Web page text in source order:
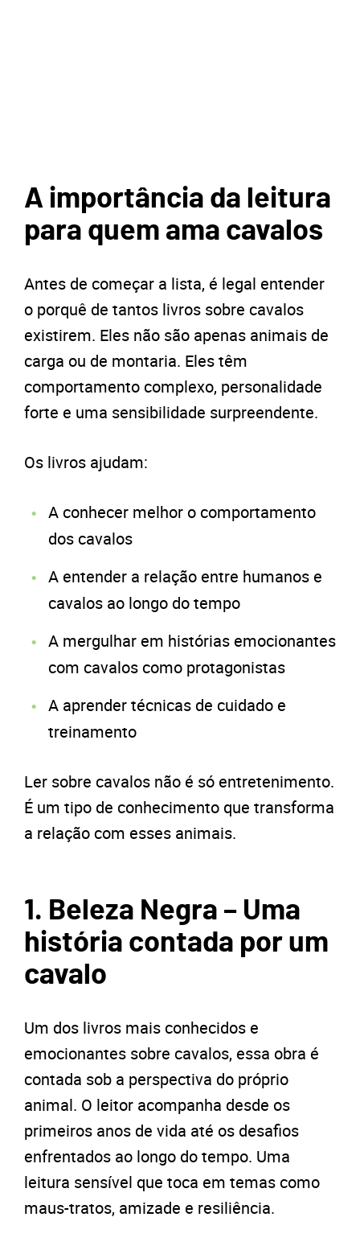
A importância da leitura
para quem ama cavalos
Antes de começar a lista, é legal entender
o porquê de tantos livros sobre cavalos
existirem. Eles não são apenas animais de
carga ou de montaria. Eles têm
comportamento complexo, personalidade
forte e uma sensibilidade surpreendente.
Os livros ajudam:
A conhecer melhor o comportamento
dos cavalos
A entender a relação entre humanos e
cavalos ao longo do tempo
A mergulhar em histórias emocionantes
com cavalos como protagonistas
A aprender técnicas de cuidado e
treinamento
Ler sobre cavalos não é só entretenimento.
É um tipo de conhecimento que transforma
a relação com esses animais.
1. Beleza Negra – Uma
história contada por um
cavalo
Um dos livros mais conhecidos e
emocionantes sobre cavalos, essa obra é
contada sob a perspectiva do próprio
animal. O leitor acompanha desde os
primeiros anos de vida até os desafios
enfrentados ao longo do tempo. Uma
leitura sensível que toca em temas como
maus-tratos, amizade e resiliência.